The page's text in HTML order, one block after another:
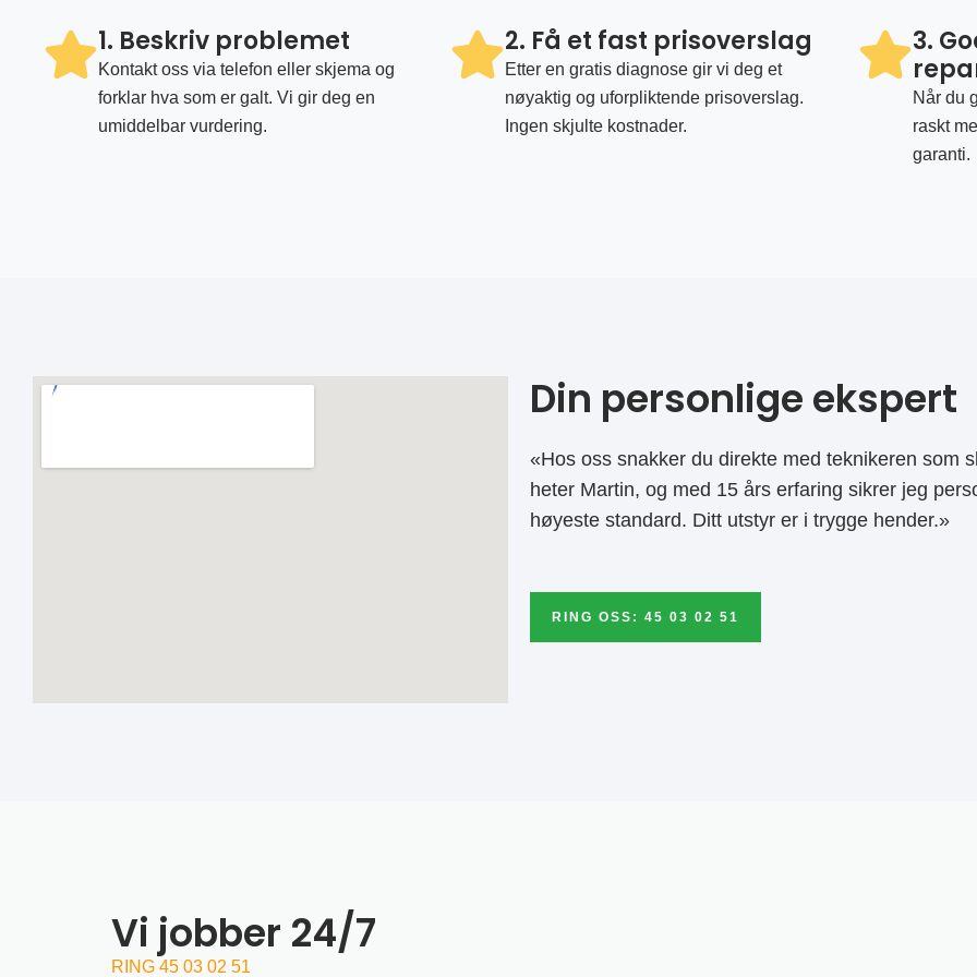
1. Beskriv problemet
Kontakt oss via telefon eller skjema og
forklar hva som er galt. Vi gir deg en
umiddelbar vurdering.
2. Få et fast prisoverslag
Etter en gratis diagnose gir vi deg et
nøyaktig og uforpliktende prisoverslag.
Ingen skjulte kostnader.
3.
Når du
raskt
garanti.
Din personlige ekspert
«Hos oss snakker du direkte med teknikeren som
heter Martin, og med 15 års erfaring sikrer jeg
høyeste standard. Ditt utstyr er i trygge hender.»
RING OSS: 45 03 02 51
Vi jobber 24/7
RING 45 03 02 51